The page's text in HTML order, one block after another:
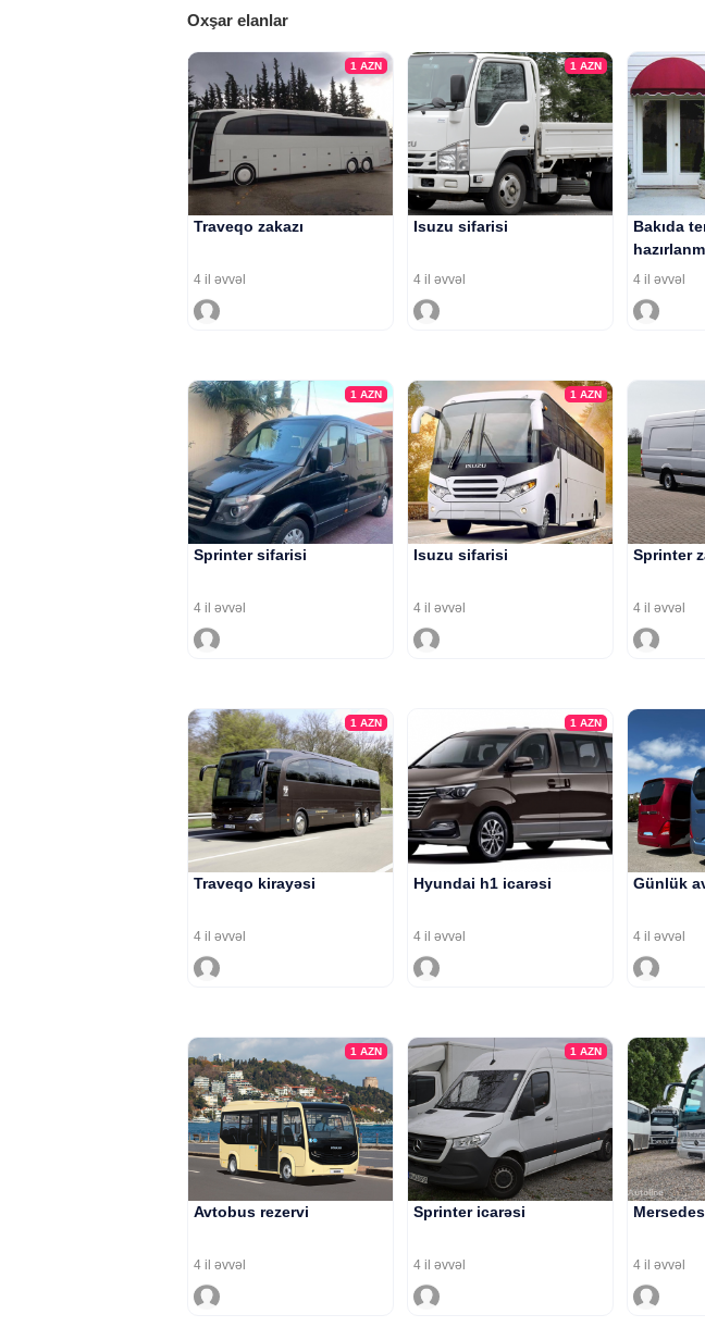
Oxşar elanlar
1 AZN
Traveqo zakazı
4 il əvvəl
1 AZN
Isuzu sifarisi
4 il əvvəl
Bakıda
4 il əvvəl
1 AZN
Sprinter sifarisi
4 il əvvəl
1 AZN
Isuzu sifarisi
4 il əvvəl
Sprinter
4 il əvvəl
1 AZN
Traveqo kirayəsi
4 il əvvəl
1 AZN
Hyundai h1 icarəsi
4 il əvvəl
Günlük
4 il əvvəl
1 AZN
Avtobus rezervi
4 il əvvəl
1 AZN
Sprinter icarəsi
4 il əvvəl 4 il əvvəl